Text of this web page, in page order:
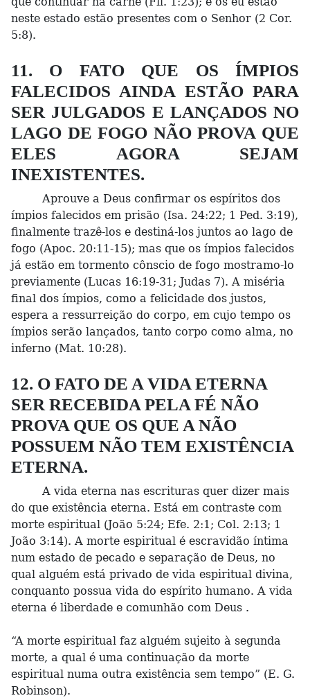
neste estado estão presentes com o Senhor (2 Cor.
5:8).
11. O FATO QUE OS ÍMPIOS
FALECIDOS AINDA ESTÃO PARA
SER JULGADOS E LANÇADOS NO
LAGO DE FOGO NÃO PROVA QUE
ELES AGORA SEJAM
INEXISTENTES.
Aprouve a Deus confirmar os espíritos dos
ímpios falecidos em prisão (Isa. 24:22; 1 Ped. 3:19),
finalmente trazê-los e destiná-los juntos ao lago de
fogo (Apoc. 20:11-15); mas que os ímpios falecidos
já estão em tormento cônscio de fogo mostramo-lo
previamente (Lucas 16:19-31; Judas 7). A miséria
final dos ímpios, como a felicidade dos justos,
espera a ressurreição do corpo, em cujo tempo os
ímpios serão lançados, tanto corpo como alma, no
inferno (Mat. 10:28).
12. O FATO DE A VIDA ETERNA
SER RECEBIDA PELA FÉ NÃO
PROVA QUE OS QUE A NÃO
POSSUEM NÃO TEM EXISTÊNCIA
ETERNA.
A vida eterna nas escrituras quer dizer mais
do que existência eterna. Está em contraste com
morte espiritual (João 5:24; Efe. 2:1; Col. 2:13; 1
João 3:14). A morte espiritual é escravidão íntima
num estado de pecado e separação de Deus, no
qual alguém está privado de vida espiritual divina,
conquanto possua vida do espírito humano. A vida
eterna é liberdade e comunhão com Deus .
“A morte espiritual faz alguém sujeito à segunda
morte, a qual é uma continuação da morte
espiritual numa outra existência sem tempo” (E. G.
Robinson).